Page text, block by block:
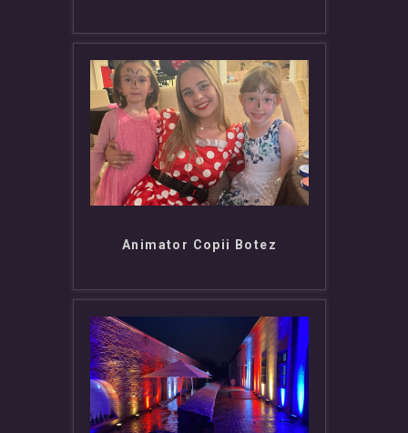
Animator Copii Botez